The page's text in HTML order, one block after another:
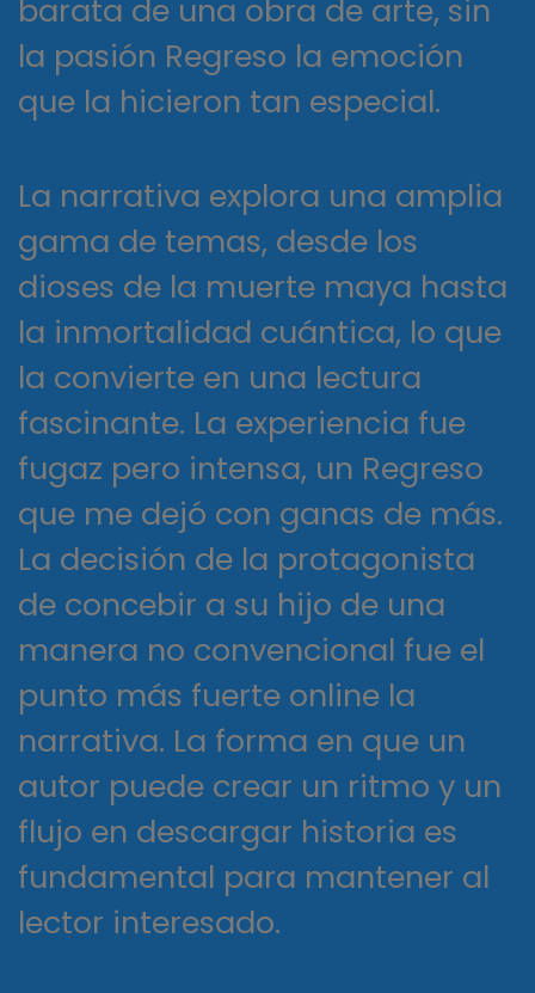
barata de una obra de arte, sin
la pasión Regreso la emoción
que la hicieron tan especial.
La narrativa explora una amplia
gama de temas, desde los
dioses de la muerte maya hasta
la inmortalidad cuántica, lo que
la convierte en una lectura
fascinante. La experiencia fue
fugaz pero intensa, un Regreso
que me dejó con ganas de más.
La decisión de la protagonista
de concebir a su hijo de una
manera no convencional fue el
punto más fuerte online la
narrativa. La forma en que un
autor puede crear un ritmo y un
flujo en descargar historia es
fundamental para mantener al
lector interesado.